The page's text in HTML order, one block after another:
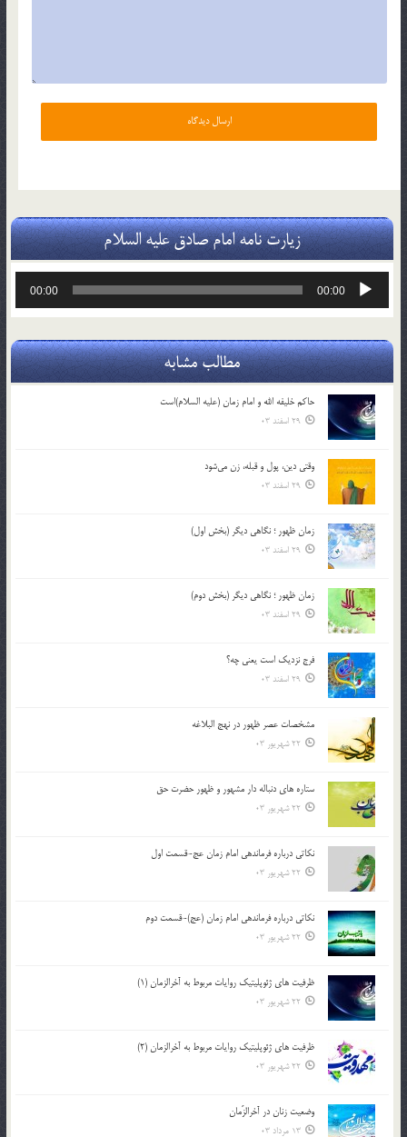
زیارت نامه امام صادق علیه السلام
پخش‌کننده
00:00
00:00
مطالب مشابه
حاکم خليفه الله و امام زمان (علیه السلام)است
29 اسفند 03
وقتی دین، پول و قبله، زن می‌شود
29 اسفند 03
زمان ظهور ؛ نگاهی دیگر (بخش اول)
29 اسفند 03
زمان ظهور ؛ نگاهی دیگر (بخش دوم)
29 اسفند 03
فرج نزدیک است یعنی چه؟
29 اسفند 03
مشخصات عصر ظهور در نهج البلاغه
22 شهریور 03
ستاره های دنباله دار مشهور و ظهور حضرت حق
22 شهریور 03
نکاتى درباره فرماندهى امام زمان عج-قسمت اول
22 شهریور 03
نکاتى درباره فرماندهى امام زمان (عج)-قسمت دوم
22 شهریور 03
ظرفیت های ژئوپلیتیک روایات مربوط به آخرالزمان (1)
22 شهریور 03
ظرفیت های ژئوپلیتیک روایات مربوط به آخرالزمان (2)
22 شهریور 03
وضعیت زنان در آخرالزّمان
13 مرداد 03